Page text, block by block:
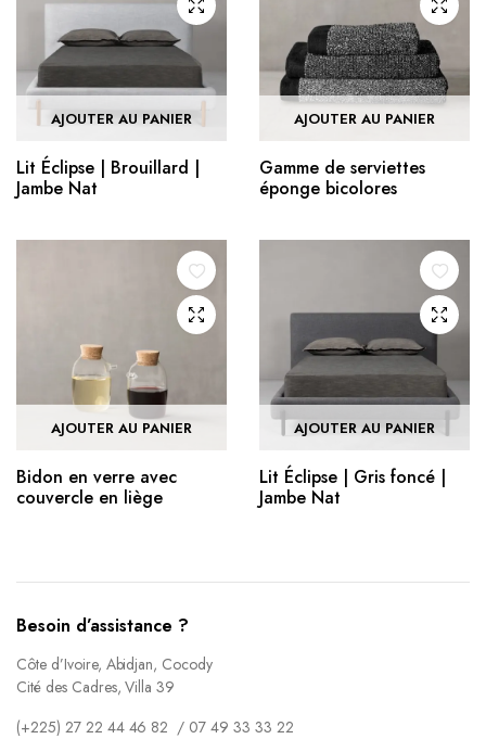
AJOUTER AU PANIER
Lit Éclipse | Brouillard |
Jambe Nat
AJOUTER AU PANIER
Gamme de serviettes
éponge bicolores
AJOUTER AU PANIER
Bidon en verre avec
couvercle en liège
AJOUTER AU PANIER
Lit Éclipse | Gris foncé |
Jambe Nat
Besoin d’assistance ?
Côte d’Ivoire, Abidjan, Cocody
Cité des Cadres, Villa 39
(+225) 27 22 44 46 82 / 07 49 33 33 22